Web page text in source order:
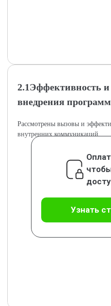
2.1Эффективность
внедрения программ
Рассмотрены вызовы и
внутренних коммуникаций.
Узнать